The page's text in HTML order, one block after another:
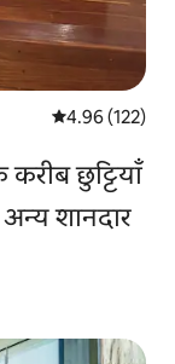
औसत रेटिंग 5 में से
4.96 (122)
छुट्टियाँ
शानदार